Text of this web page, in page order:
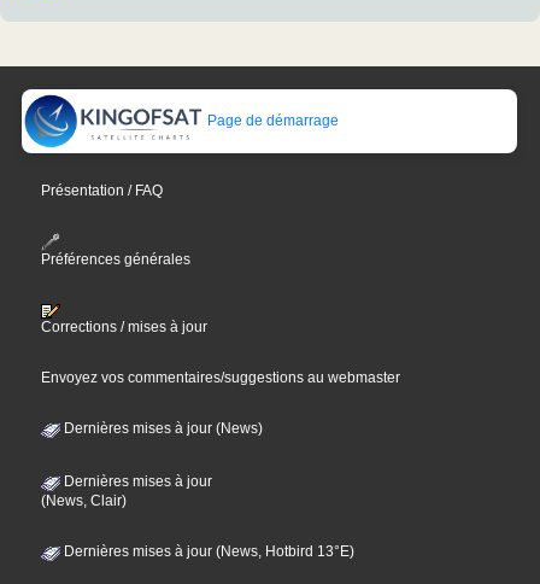
Page de démarrage
Présentation / FAQ
Préférences générales
Corrections / mises à jour
Envoyez vos commentaires/suggestions au webmaster
Dernières mises à jour (News)
Dernières mises à jour
(News, Clair)
Dernières mises à jour (News, Hotbird 13°E)